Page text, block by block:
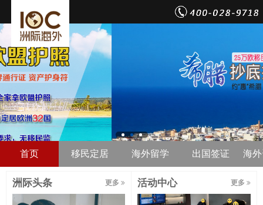
首页 移民定居 海外留学 出国签证 海
洲际头条 更多 活动中心 更多